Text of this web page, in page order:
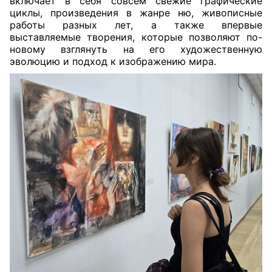
циклы, произведения в жанре ню, живописные
работы разных лет, а также впервые
выставляемые творения, которые позволяют по-
новому взглянуть на его художественную
эволюцию и подход к изображению мира.